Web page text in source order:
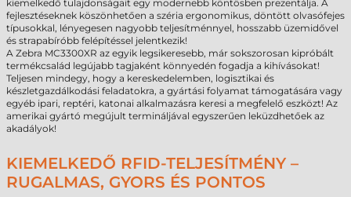
kiemelkedő tulajdonságait egy modernebb köntösben prezentálja. A
fejlesztéseknek köszönhetően a széria ergonomikus, döntött olvasófejes
típusokkal, lényegesen nagyobb teljesítménnyel, hosszabb üzemidővel
és strapabíróbb felépítéssel jelentkezik!
A Zebra MC3300XR az egyik legsikeresebb, már sokszorosan kipróbált
termékcsalád legújabb tagjaként könnyedén fogadja a kihívásokat!
Teljesen mindegy, hogy a kereskedelemben, logisztikai és
készletgazdálkodási feladatokra, a gyártási folyamat támogatására vagy
egyéb ipari, reptéri, katonai alkalmazásra keresi a megfelelő eszközt! Az
amerikai gyártó megújult termináljával egyszerűen leküzdhetőek az
akadályok!
KIEMELKEDŐ RFID-TELJESÍTMÉNY –
RUGALMAS, GYORS ÉS PONTOS